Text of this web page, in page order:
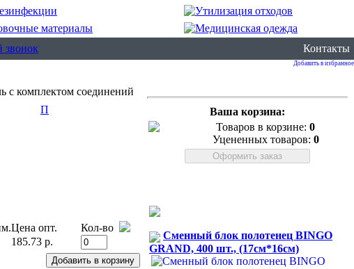
Контакты
Добавить в избранное
с комплектом соединений
П
Цена опт.
Кол-во
185.73 р.
Ваша корзина:
Товаров в корзине: 0
Уцененных товаров: 0
Сменный блок полотенец BINGO
GRAND, 400 шт., (17см*16см)